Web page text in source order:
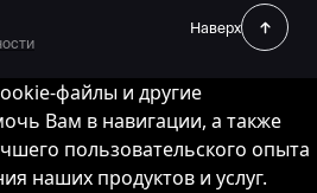
Наверх
файлы и другие
Вам в навигации, а также
пользовательского опыта
наших продуктов и услуг.